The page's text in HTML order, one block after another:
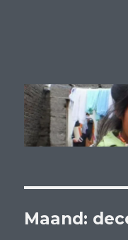
Maand: